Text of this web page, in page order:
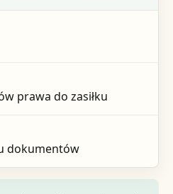
prawa do zasiłku
dokumentów